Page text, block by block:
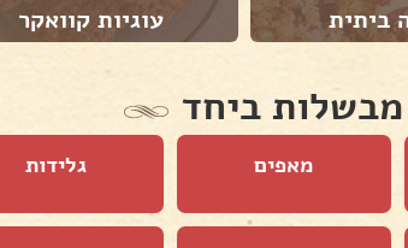
ביתית עוגיות קוואקר
ביחד
מאפים גלידות